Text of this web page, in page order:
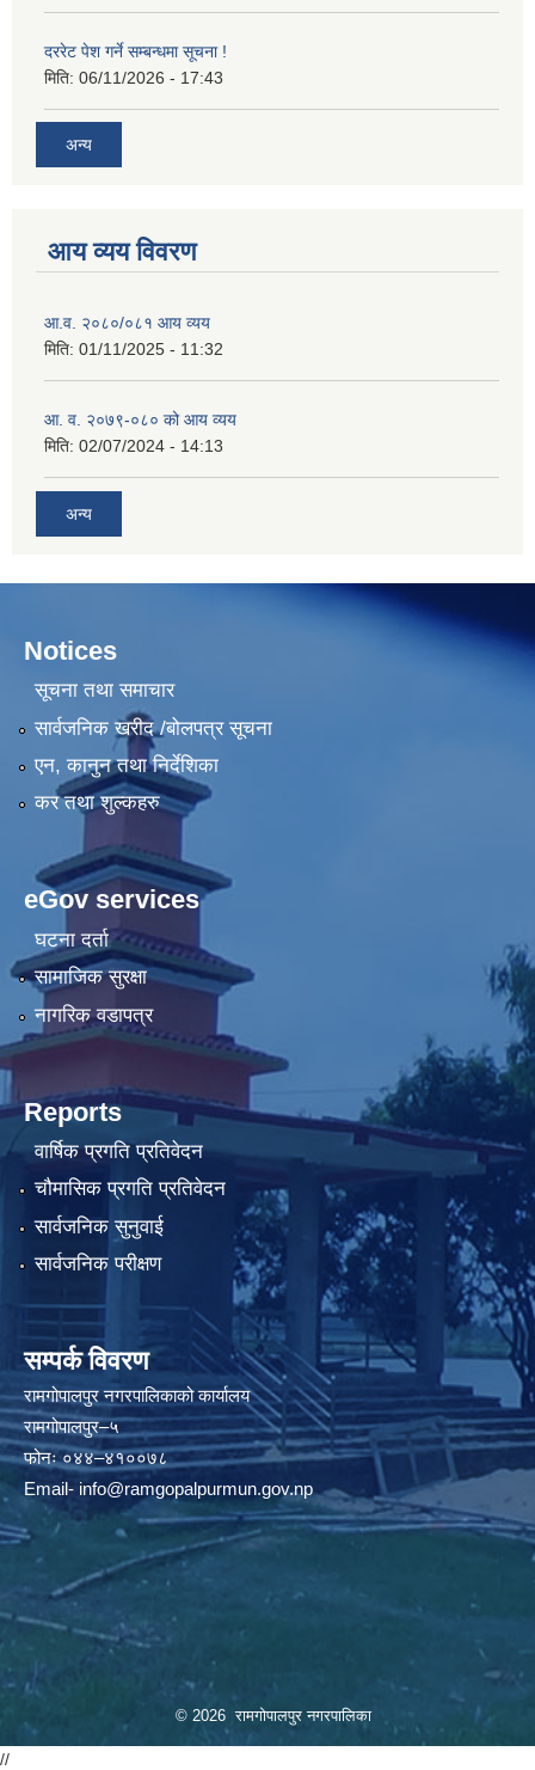
दररेट पेश गर्ने सम्बन्धमा सूचना !
मिति: 06/11/2026 - 17:43
अन्य
आय व्यय विवरण
आ.व. २०८०/०८१ आय व्यय
मिति: 01/11/2025 - 11:32
आ. व. २०७९-०८० को आय व्यय
मिति: 02/07/2024 - 14:13
अन्य
Notices
सूचना तथा समाचार
सार्वजनिक खरीद /बोलपत्र सूचना
एन, कानुन तथा निर्देशिका
कर तथा शुल्कहरु
eGov services
घटना दर्ता
सामाजिक सुरक्षा
नागरिक वडापत्र
Reports
वार्षिक प्रगति प्रतिवेदन
चौमासिक प्रगति प्रतिवेदन
सार्वजनिक सुनुवाई
सार्वजनिक परीक्षण
सम्पर्क विवरण
रामगोपालपुर नगरपालिकाको कार्यालय
रामगोपालपुर–५
फोनः ०४४–४१००७८
Email- info@ramgopalpurmun.gov.np
© 2026 रामगोपालपुर नगरपालिका
//